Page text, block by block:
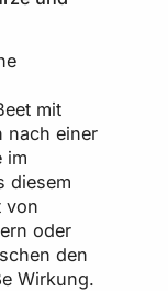
mit
nach einer
im
diesem
von
oder
den
Wirkung.